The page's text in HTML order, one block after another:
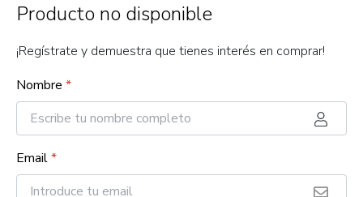
Producto no disponible
¡Regístrate y demuestra que tienes interés en comprar!
Nombre *
Email*